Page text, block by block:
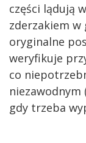
części lądują
zderzakiem
oryginalne
weryfikuje
co
niezawodnym
gdy trzeba